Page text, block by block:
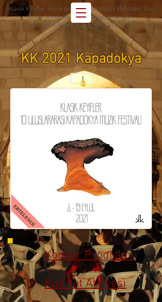
Klasik Keyifler Müzik Derneği - Fevzipaşa Mahallesi, Çay
Kenarı Sokak, No: 151, Merkez Çanakkale -
music@klasikkeyifler.org +90 532 614 4955
KK 2021 Kapadokya
English
Konser Programı
Kuartet Atölyesi